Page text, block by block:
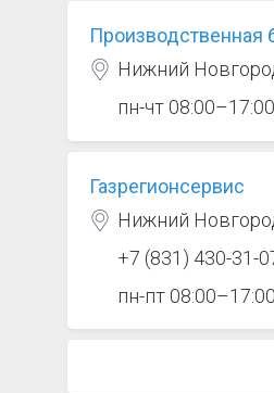
Производственная
Нижний
пн-чт
Газрегионсервис
Нижний
+7 (831) 430-31-
пн-пт 08:00–17:00